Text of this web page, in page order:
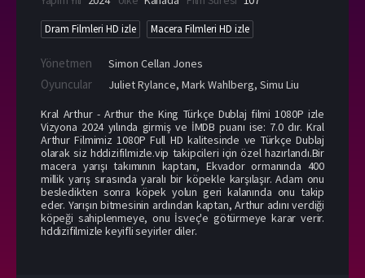
Dram Filmleri HD izle Macera Filmleri HD izle
Yönetmen Simon Cellan Jones
Oyuncular Juliet Rylance, Mark Wahlberg, Simu Liu
Kral Arthur - Arthur the King Türkçe Dublaj filmi 1080P izle
Vizyona 2024 yılında girmiş ve İMDB puanı ise: 7.0 dır. Kral
Arthur Filmimiz 1080P Full HD kalitesinde ve Türkçe Dublaj
olarak siz hddizifilmizle.vip takipcileri için özel hazırlandı.Bir
macera yarışı takımının kaptanı, Ekvador ormanında 400
millik yarış sırasında yaralı bir köpekle karşılaşır. Adam onu
besledikten sonra köpek yolun geri kalanında onu takip
eder. Yarışın bitmesinin ardından kaptan, Arthur adını verdiği
köpeği sahiplenmeye, onu İsveç'e götürmeye karar verir.
hddizifilmizle keyifli seyirler diler.